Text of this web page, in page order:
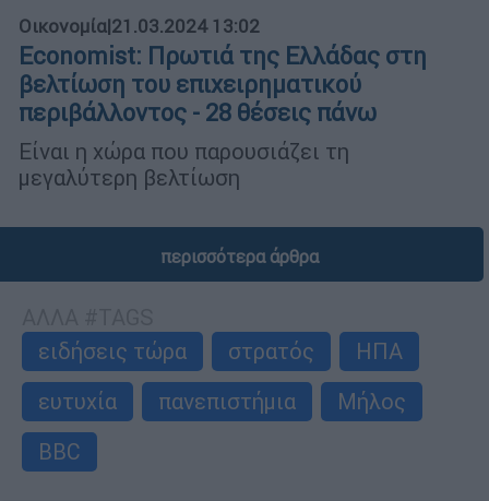
Οικονομία|21.03.2024 13:02
Economist: Πρωτιά της Ελλάδας στη
βελτίωση του επιχειρηματικού
περιβάλλοντος - 28 θέσεις πάνω
Είναι η χώρα που παρουσιάζει τη
μεγαλύτερη βελτίωση
περισσότερα άρθρα
ειδήσεις τώρα
στρατός
ΗΠΑ
ευτυχία
πανεπιστήμια
Μήλος
BBC